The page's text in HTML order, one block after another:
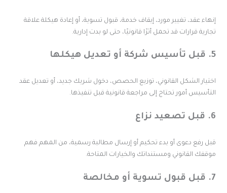
عقد، تغيير مورد، إيقاف خدمة، قبول تسوية، أو إعادة هيكلة علاقة
قرارات قد تحمل أثرًا قانونيًا، حتى لو بدت إدارية.
الشكل القانوني، توزيع الحصص، دخول شريك جديد، أو تعديل عقد
أمور تحتاج إلى مراجعة قانونية قبل تنفيذها.
رفع دعوى أو بدء تحكيم أو إرسال مطالبة رسمية، من المهم فهم
القانوني ومستنداتك والخيارات المتاحة.